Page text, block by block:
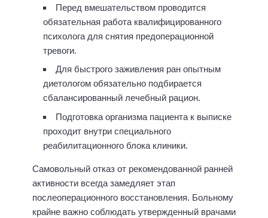
Перед вмешательством проводится
обязательная работа квалифицированного
психолога для снятия предоперационной
тревоги.
Для быстрого заживления ран опытным
диетологом обязательно подбирается
сбалансированный лечебный рацион.
Подготовка организма пациента к выписке
проходит внутри специального
реабилитационного блока клиники.
Самовольный отказ от рекомендованной ранней
активности всегда замедляет этап
послеоперационного восстановления. Больному
крайне важно соблюдать утвержденный врачами